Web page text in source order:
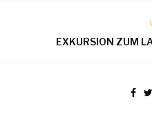
EXKURSION ZUM